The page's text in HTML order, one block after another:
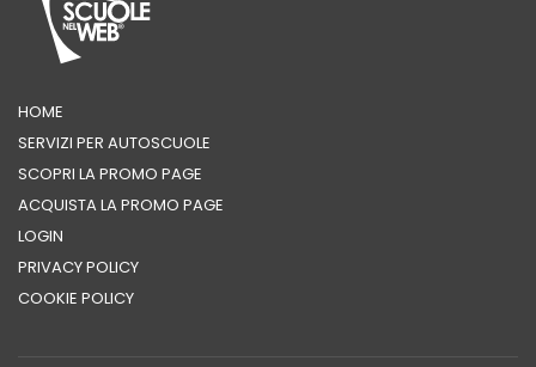
HOME
SERVIZI PER AUTOSCUOLE
SCOPRI LA PROMO PAGE
ACQUISTA LA PROMO PAGE
LOGIN
PRIVACY POLICY
COOKIE POLICY